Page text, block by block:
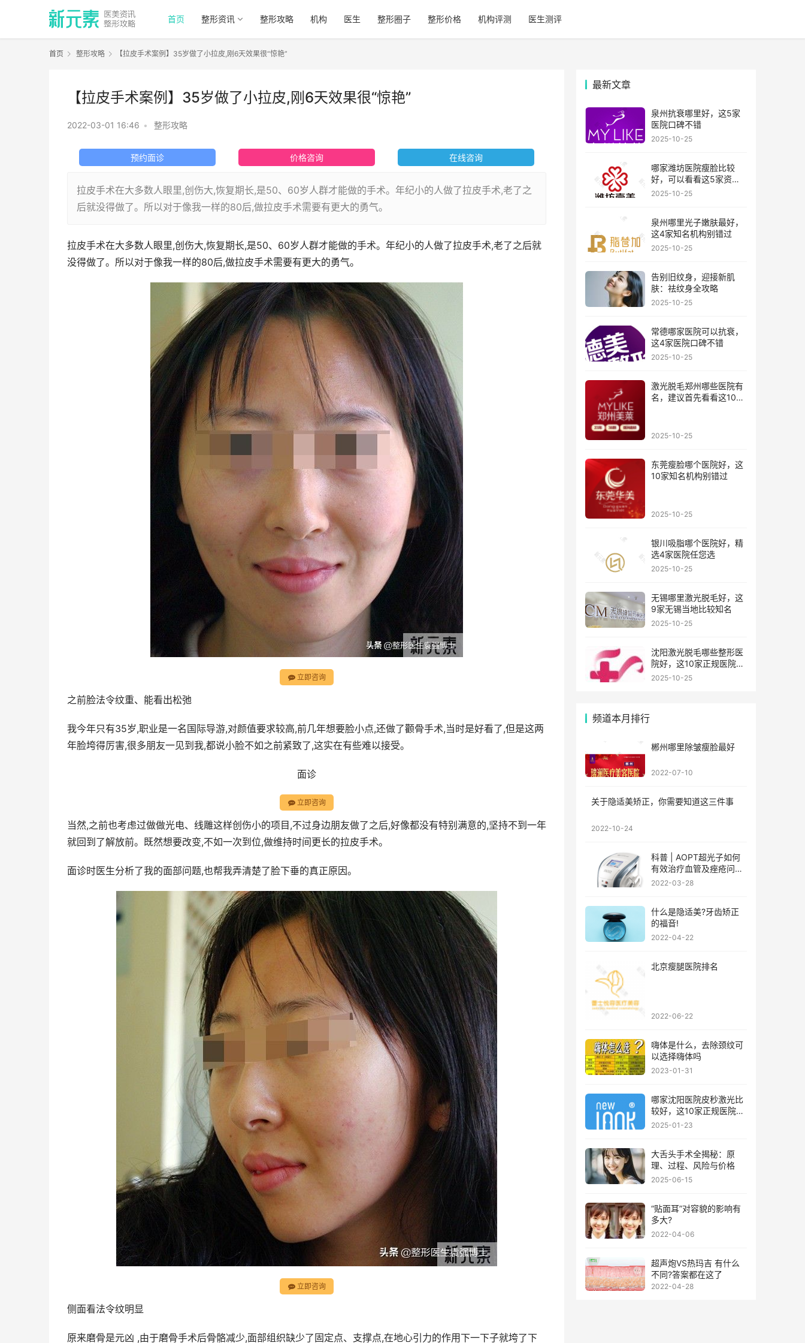
首页 整形资讯 整形攻略 机构 医生 整形圈子 整形价格 机构评测 医生测评
首页 整形攻略 【拉皮手术案例】35岁做了小拉皮,刚6天效果很“惊艳”
【拉皮手术案例】35岁做了小拉皮,刚6天效果很“惊艳”
2022-03-01 16:46 • 整形攻略
预约面诊 价格咨询 在线咨询
拉皮手术在大多数人眼里,创伤大,恢复期长,是50、60岁人群才能做的手术。年纪小的人做了拉皮手术,老了之
后就没得做了。所以对于像我一样的80后,做拉皮手术需要有更大的勇气。
拉皮手术在大多数人眼里,创伤大,恢复期长,是50、60岁人群才能做的手术。年纪小的人做了拉皮手术,老了之后就
没得做了。所以对于像我一样的80后,做拉皮手术需要有更大的勇气。
立即咨询
之前脸法令纹重、能看出松弛
我今年只有35岁,职业是一名国际导游,对颜值要求较高,前几年想要脸小点,还做了颧骨手术,当时是好看了,但是这两
年脸垮得厉害,很多朋友一见到我,都说小脸不如之前紧致了,这实在有些难以接受。
面诊
立即咨询
当然,之前也考虑过做做光电、线雕这样创伤小的项目,不过身边朋友做了之后,好像都没有特别满意的,坚持不到一年
就回到了解放前。既然想要改变,不如一次到位,做维持时间更长的拉皮手术。
面诊时医生分析了我的面部问题,也帮我弄清楚了脸下垂的真正原因。
立即咨询
侧面看法令纹明显
原来磨骨是元凶 ,由于磨骨手术后骨骼减少,面部组织缺少了固定点、支撑点,在地心引力的作用下一下子就垮了下
最新文章
泉州抗衰哪里好，这5家
医院口碑不错
2025-10-25
哪家潍坊医院瘦脸比较
好，可以看看这5家资历
比较老的机构
2025-10-25
泉州哪里光子嫩肤最好，
这4家知名机构别错过
2025-10-25
告别旧纹身，迎接新肌
肤：祛纹身全攻略
2025-10-25
常德哪家医院可以抗衰，
这4家医院口碑不错
2025-10-25
激光脱毛郑州哪些医院有
名，建议首先看看这10家
2025-10-25
东莞瘦脸哪个医院好，这
10家知名机构别错过
2025-10-25
银川吸脂哪个医院好，精
选4家医院任您选
2025-10-25
无锡哪里激光脱毛好，这
9家无锡当地比较知名
2025-10-25
沈阳激光脱毛哪些整形医
院好，这10家正规医院值
得你看看
2025-10-25
频道本月排行
郴州哪里除皱瘦脸最好
2022-07-10
关于隐适美矫正，你需要知道这三件事
2022-10-24
科普 | AOPT超光子如何
有效治疗血管及痤疮问
题?
2022-03-28
什么是隐适美?牙齿矫正
的福音!
2022-04-22
北京瘦腿医院排名
2022-06-22
嗨体是什么，去除颈纹可
以选择嗨体吗
2023-01-31
哪家沈阳医院皮秒激光比
较好，这10家正规医院值
得你看看
2025-01-23
大舌头手术全揭秘：原
理、过程、风险与价格
2025-06-15
“贴面耳”对容貌的影响有
多大?
2022-04-06
超声炮VS热玛吉 有什么
不同?答案都在这了
2022-04-28